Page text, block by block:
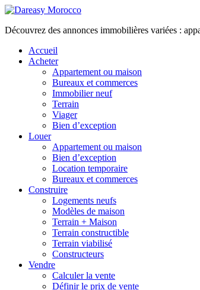
Découvrez des annonces immobilières variées :
Accueil
Acheter
Appartement ou maison
Bureaux et commerces
Immobilier neuf
Terrain
Viager
Bien d’exception
Louer
Appartement ou maison
Bien d’exception
Location temporaire
Bureaux et commerces
Construire
Logements neufs
Modèles de maison
Terrain + Maison
Terrain constructible
Terrain viabilisé
Constructeurs
Vendre
Calculer la vente
Définir le prix de vente